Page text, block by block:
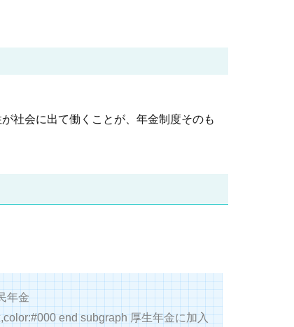
社会に出て働くことが、年金制度そのも
年金
end subgraph 厚生年金に加入